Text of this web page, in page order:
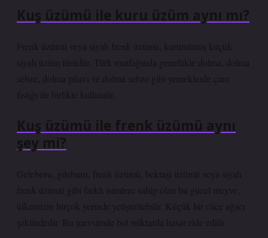
Kuş üzümü ile kuru üzüm aynı mı?
Frenk üzümü veya siyah frenk üzümü, kurutulmuş küçük
siyah üzüm türüdür. Türk mutfağında genellikle dolma, dolma
sebze, dolma pilavı ve dolma sebze gibi yemeklerde çam
fıstığı ile birlikte kullanılır.
Kuş üzümü ile frenk üzümü aynı
şey mi?
Geleboru, gileburu, frenk üzümü, bektaşi üzümü veya siyah
frenk üzümü gibi farklı isimlere sahip olan bu güzel meyve,
ülkemizin birçok yerinde yetiştirilebilir. Küçük bir cüce ağacı
şeklindedir. Bu mevsimde bol miktarda hasat elde edilir.